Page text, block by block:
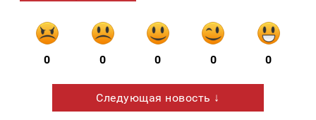
0 0 0 0 0
Следующая новость ↓